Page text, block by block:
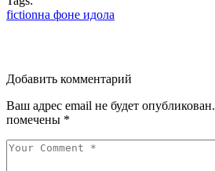
fictionна фоне идола
Добавить комментарий
Ваш адрес email не будет опубликован.
помечены *